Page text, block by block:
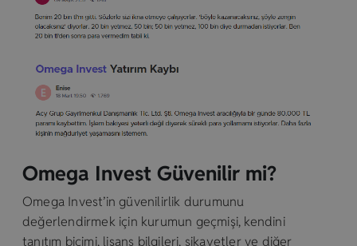
Omega Invest Güvenilir mi?
Omega Invest’in güvenilirlik durumunu
değerlendirmek için kurumun geçmişi, kendini
tanıtım biçimi, lisans bilgileri, şikayetler ve diğer